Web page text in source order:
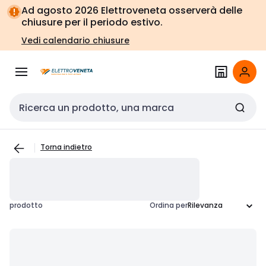
Vai alla
navigazione
Vai
alla
pagina
Ad agosto 2026 Elettroveneta osserverà delle
chiusure per il periodo estivo.
Vedi calendario chiusure
Cerca input
Torna indietro
prodotto Ordina per